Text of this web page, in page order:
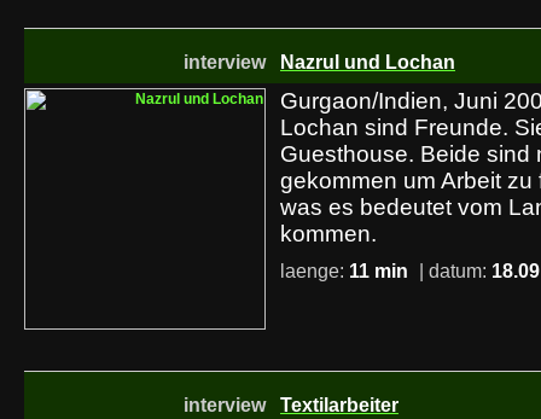
interview Nazrul und Lochan
Gurgaon/Indien, Juni
Lochan sind Freunde.
Guesthouse. Beide sind
gekommen um Arbeit
was es bedeutet vom
kommen.
laenge: 11 min | datum:
interview Textilarbeiter